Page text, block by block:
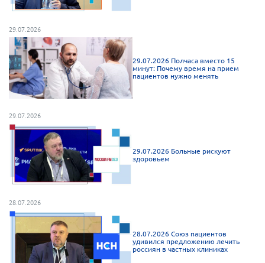
Мурманская область
Нижегородская область
Новгородская область
Новосибирская область
Омская область
Пензенская область
Республика Башкортостан
Республика Бурятия
Республика Карелия
Республика Калмыкия
Республика Хакасия
Ростовская область
г. Санкт-Петербург
29.07.2026
29.07.2026 Полчаса вместо 15
минут: Почему время на прием
пациентов нужно менять
29.07.2026
29.07.2026 Больные рискуют
здоровьем
28.07.2026
28.07.2026 Союз пациентов
удивился предложению лечить
россиян в частных клиниках